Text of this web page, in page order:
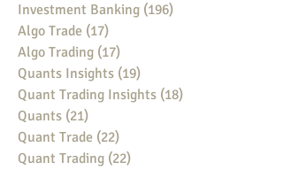
Investment Banking (196)
Algo Trade (17)
Algo Trading (17)
Quants Insights (19)
Quant Trading Insights (18)
Quants (21)
Quant Trade (22)
Quant Trading (22)